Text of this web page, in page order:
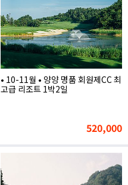
• 10-11월 • 양양 명품 회원제CC 최
고급 리조트 1박2일
520,000